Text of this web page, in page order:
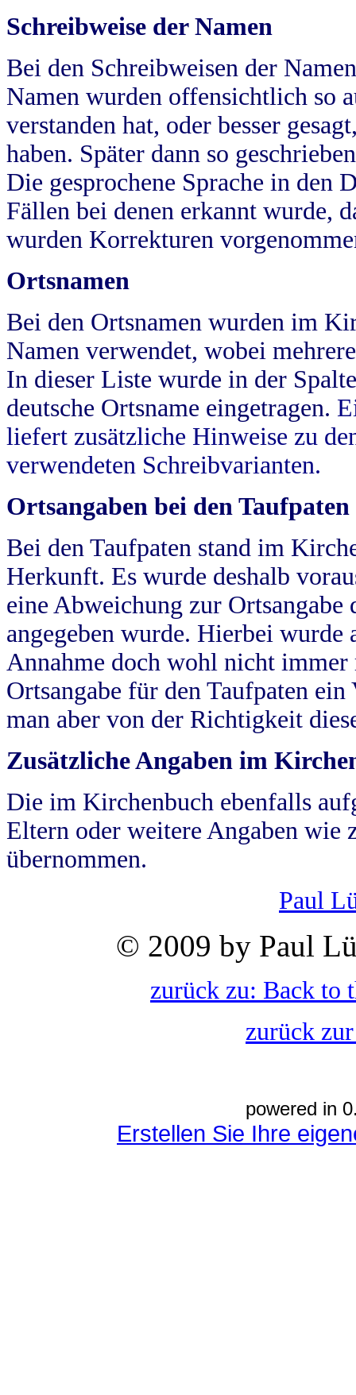
Schreibweise der Namen
Bei den Schreibweisen der
Namen wurden offensichtlich so
verstanden hat, oder besser
haben. Später dann so
Die gesprochene Sprache in
Fällen bei denen erkannt wurde,
wurden Korrekturen
Ortsnamen
Bei den Ortsnamen wurden im
Namen verwendet, wobei
In dieser Liste wurde in der
deutsche Ortsname eingetragen.
liefert zusätzliche Hinweise zu
verwendeten Schreibvarianten.
Ortsangaben bei den Taufpaten
Bei den Taufpaten stand im
Herkunft. Es wurde deshalb
eine Abweichung zur
angegeben wurde. Hierbei wurde
Annahme doch wohl nicht
Ortsangabe für den Taufpaten
man aber von der Richtigkeit
Zusätzliche Angaben im
Die im Kirchenbuch ebenfalls
Eltern oder weitere Angaben wie
übernommen.
Paul
© 2009 by Paul
zurück zu: Back to
zurück
powered in
Erstellen Sie Ihre